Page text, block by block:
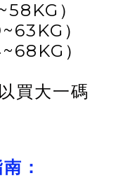
）
）
）
買大一碼
：